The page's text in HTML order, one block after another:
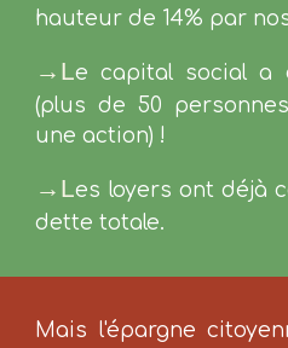
hauteur de 14% par
→Le capital social a
(plus de 50
une action) !
→Les loyers ont déjà
dette totale.
Mais l'épargne